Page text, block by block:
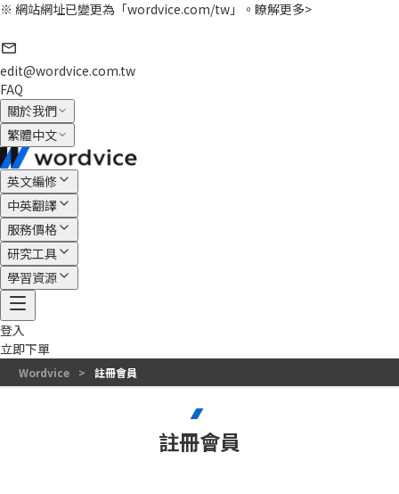
※ 網站網址已變更為「wordvice.com/tw」。 瞭解更多>
edit@wordvice.com.tw
FAQ
關於我們
繁體中文
英文編修
中英翻譯
服務價格
研究工具
學習資源
登入
立即下單
Wordvice > 註冊會員
註冊會員